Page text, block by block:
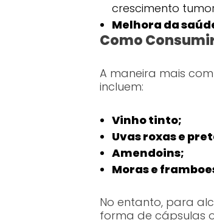
crescimento
Melhora da
Como
A maneira mais
incluem:
Vinho tinto;
Uvas roxas e
Amendoins;
Moras e
No entanto, para
forma de cápsulas